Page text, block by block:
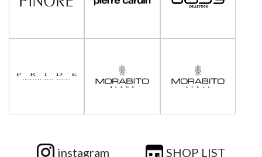
instagram SHOP LIST